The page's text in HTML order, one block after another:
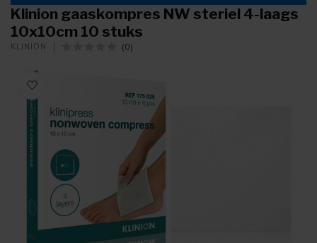
Klinion gaaskompres NW steriel 4-laags
10x10cm 10 stuks
KLINION (0)